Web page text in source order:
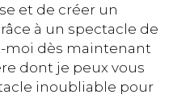
et de créer un
à un spectacle de
moi dès maintenant
dont je peux vous
inoubliable pour